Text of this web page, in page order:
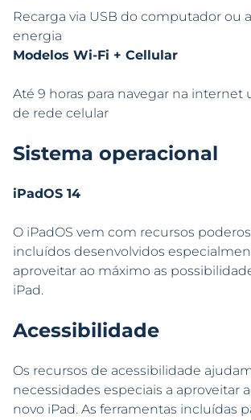
Recarga via USB do computador ou
energia
Modelos Wi-Fi + Cellular
Até 9 horas para navegar na internet
de rede celular
Sistema operacional
iPadOS 14
O iPadOS vem com recursos
incluídos desenvolvidos
aproveitar ao máximo as
iPad.
Acessibilidade
Os recursos de acessibilidade
necessidades especiais a aproveitar
novo iPad. As ferramentas incluídas